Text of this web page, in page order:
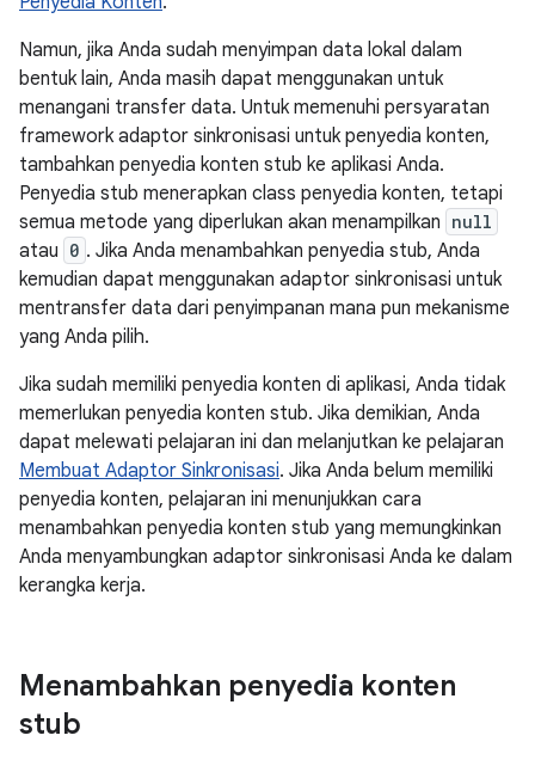
Namun, jika Anda sudah menyimpan data lokal dalam
bentuk lain, Anda masih dapat menggunakan untuk
menangani transfer data. Untuk memenuhi persyaratan
framework adaptor sinkronisasi untuk penyedia konten,
tambahkan penyedia konten stub ke aplikasi Anda.
Penyedia stub menerapkan class penyedia konten, tetapi
semua metode yang diperlukan akan menampilkan null
atau 0 . Jika Anda menambahkan penyedia stub, Anda
kemudian dapat menggunakan adaptor sinkronisasi untuk
mentransfer data dari penyimpanan mana pun mekanisme
yang Anda pilih.
Jika sudah memiliki penyedia konten di aplikasi, Anda tidak
memerlukan penyedia konten stub. Jika demikian, Anda
dapat melewati pelajaran ini dan melanjutkan ke pelajaran
Membuat Adaptor Sinkronisasi. Jika Anda belum memiliki
penyedia konten, pelajaran ini menunjukkan cara
menambahkan penyedia konten stub yang memungkinkan
Anda menyambungkan adaptor sinkronisasi Anda ke dalam
kerangka kerja.
Menambahkan penyedia konten
stub